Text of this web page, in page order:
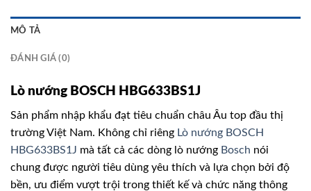
MÔ TẢ
ĐÁNH GIÁ (0)
Lò nướng BOSCH HBG633BS1J
Sản phẩm nhập khẩu đạt tiêu chuẩn châu Âu top đầu thị
trường Việt Nam. Không chỉ riêng Lò nướng BOSCH
HBG633BS1J mà tất cả các dòng lò nướng Bosch nói
chung được người tiêu dùng yêu thích và lựa chọn bởi độ
bền, ưu điểm vượt trội trong thiết kế và chức năng thông